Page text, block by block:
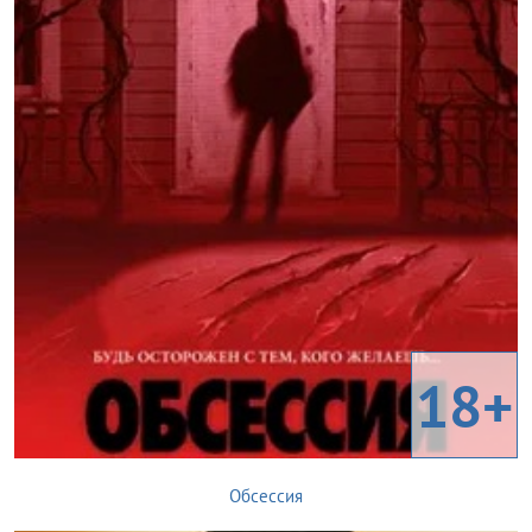
18+
Обсессия